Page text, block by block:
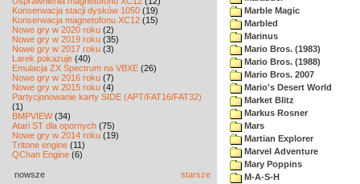
Konserwacja stacji dysków 1050 (19)
Konserwacja magnetofonu XC12 (15)
Nowe gry w 2020 roku (2)
Nowe gry w 2019 roku (35)
Nowe gry w 2017 roku (3)
Larek pokazuje (40)
Emulacja ZX Spectrum na VBXE (26)
Nowe gry w 2016 roku (7)
Nowe gry w 2015 roku (4)
Partycjonowanie karty SIDE (APT/FAT16/FAT32)
(1)
BMPVIEW(34)
Atari ST dla opornych (75)
Nowe gry w 2014 roku (19)
Tritone engine (11)
QChan Engine (6)
nowsze starsze
Marble Magic
Marbled
Marinus
Mario Bros. (1983)
Mario Bros. (1988)
Mario Bros. 2007
Mario's Desert World
Market Blitz
Markus Rosner
Mars
Martian Explorer
Marvel Adventure
Mary Poppins
M-A-S-H